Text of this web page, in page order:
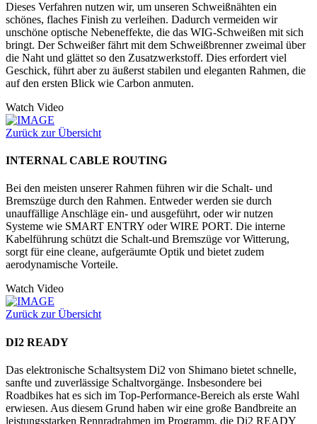
Dieses Verfahren nutzen wir, um unseren Schweißnähten ein
schönes, flaches Finish zu verleihen. Dadurch vermeiden wir
unschöne optische Nebeneffekte, die das WIG-Schweißen mit sich
bringt. Der Schweißer fährt mit dem Schweißbrenner zweimal über
die Naht und glättet so den Zusatzwerkstoff. Dies erfordert viel
Geschick, führt aber zu äußerst stabilen und eleganten Rahmen, die
auf den ersten Blick wie Carbon anmuten.
Watch Video
Zurück zur Übersicht
INTERNAL CABLE ROUTING
Bei den meisten unserer Rahmen führen wir die Schalt- und
Bremszüge durch den Rahmen. Entweder werden sie durch
unauffällige Anschläge ein- und ausgeführt, oder wir nutzen
Systeme wie SMART ENTRY oder WIRE PORT. Die interne
Kabelführung schützt die Schalt-und Bremszüge vor Witterung,
sorgt für eine cleane, aufgeräumte Optik und bietet zudem
aerodynamische Vorteile.
Watch Video
Zurück zur Übersicht
DI2 READY
Das elektronische Schaltsystem Di2 von Shimano bietet schnelle,
sanfte und zuverlässige Schaltvorgänge. Insbesondere bei
Roadbikes hat es sich im Top-Performance-Bereich als erste Wahl
erwiesen. Aus diesem Grund haben wir eine große Bandbreite an
leistungsstarken Rennradrahmen im Programm, die Di2 READY